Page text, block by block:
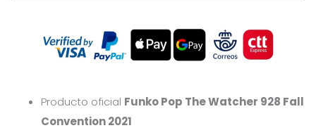
Producto oficial Funko Pop The Watcher 928 Fall
Convention 2021